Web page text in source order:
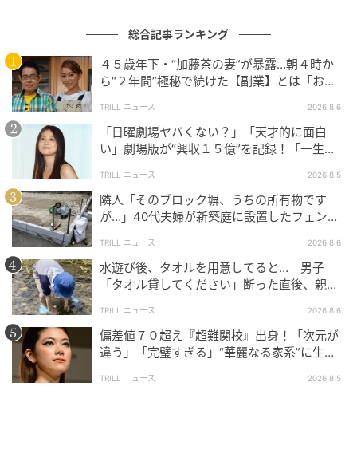
総合記事ランキング
４５歳年下・“加藤茶の妻”が暴露…朝４時か
ら“２年間”極秘で続けた【副業】とは「お金
TRILL ニュース 2026.8.6
「日曜劇場ヤバくない？」「天才的に面白
い」劇場版が“興収１５億”を記録！「一生言
TRILL ニュース 2026.8.5
隣人「そのブロック塀、うちの所有物です
が…」40代夫婦が新築庭に設置したフェン
TRILL ニュース 2026.8.6
水遊び後、タオルを用意してると… 男子
「タオル貸してください」断った直後、親が
TRILL ニュース 2026.8.6
偏差値７０超え『超難関校』出身！「次元が
違う」「完璧すぎる」“華麗なる家系”に生ま
TRILL ニュース 2026.8.5